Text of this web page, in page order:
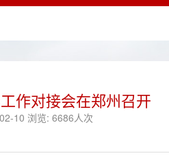
作对接会在郑州召开
10 浏览: 6686人次